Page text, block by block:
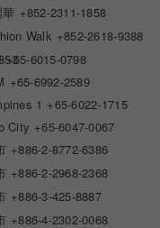
+852-2311-1858
Walk +852-2618-9388
+65-6015-0798
+65-6992-2589
1 +65-6022-1715
City +65-6047-0067
+886-2-8772-6386
+886-2-2968-2368
+886-3-425-8887
+886-4-2302-0068